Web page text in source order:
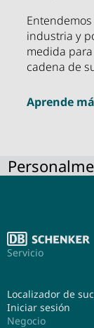
industria y
medida
cadena de
Aprende
Servicio
Localizador de
Iniciar sesión
Negocio